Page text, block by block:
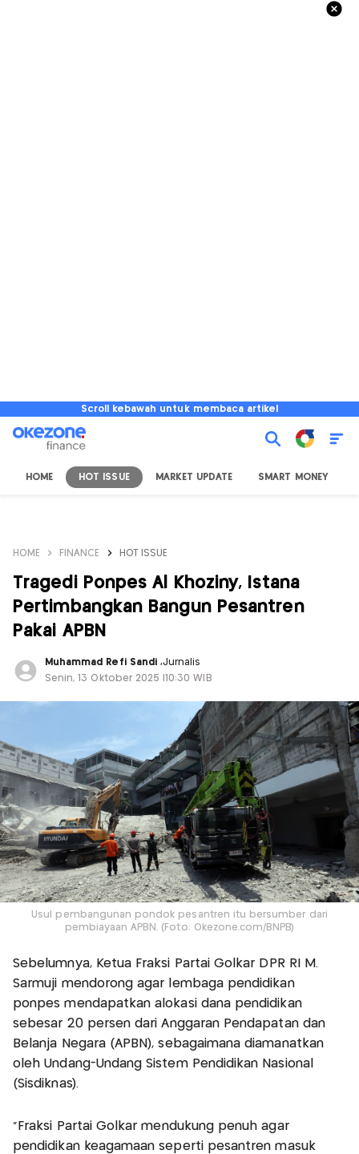
Scroll kebawah untuk membaca artikel
HOME HOT ISSUE MARKET UPDATE SMART MONEY
HOME FINANCE HOT ISSUE
Tragedi Ponpes Al Khoziny, Istana
Pertimbangkan Bangun Pesantren
Pakai APBN
Muhammad Refi Sandi ,Jurnalis
Senin, 13 Oktober 2025 |10:30 WIB
Usul pembangunan pondok pesantren itu bersumber dari
pembiayaan APBN. (Foto: Okezone.com/BNPB)
Sebelumnya, Ketua Fraksi Partai Golkar DPR RI M.
Sarmuji mendorong agar lembaga pendidikan
ponpes mendapatkan alokasi dana pendidikan
sebesar 20 persen dari Anggaran Pendapatan dan
Belanja Negara (APBN), sebagaimana diamanatkan
oleh Undang-Undang Sistem Pendidikan Nasional
(Sisdiknas).
“Fraksi Partai Golkar mendukung penuh agar
pendidikan keagamaan seperti pesantren masuk